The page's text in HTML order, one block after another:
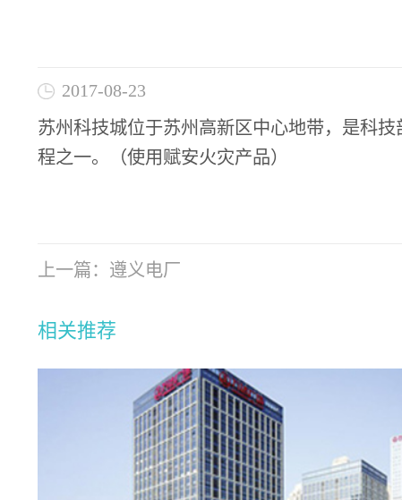
2017-08-23
苏州科技城位于苏州高新区中心地带，是科
程之一。（使用赋安火灾产品）
上一篇： 遵义电厂
相关推荐